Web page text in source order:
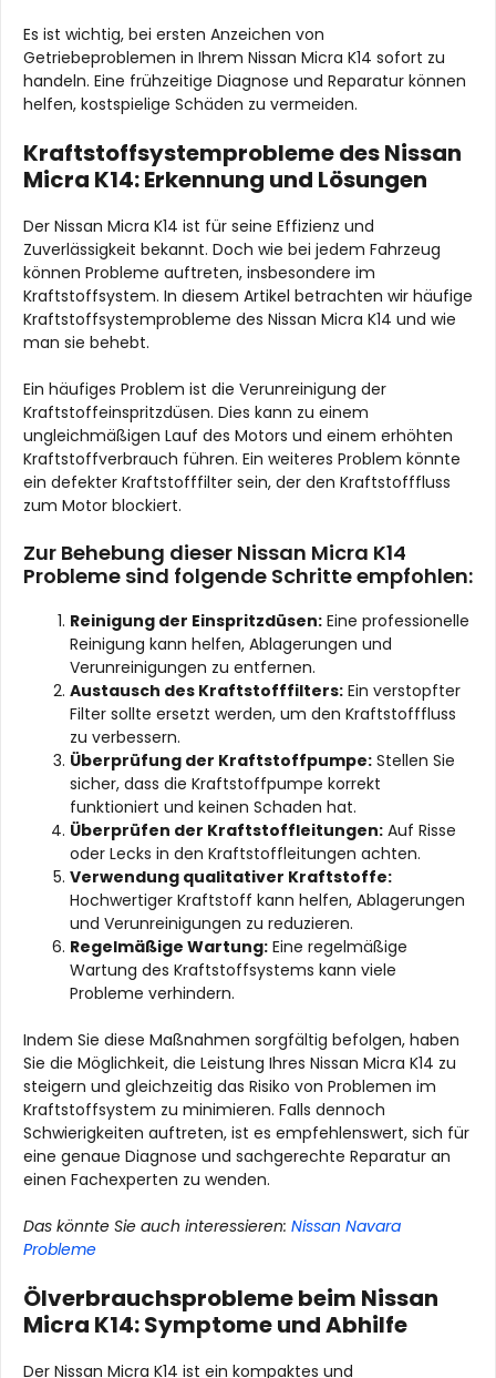
Es ist wichtig, bei ersten Anzeichen von
Getriebeproblemen in Ihrem Nissan Micra K14 sofort zu
handeln. Eine frühzeitige Diagnose und Reparatur können
helfen, kostspielige Schäden zu vermeiden.
Kraftstoffsystemprobleme des Nissan
Micra K14: Erkennung und Lösungen
Der Nissan Micra K14 ist für seine Effizienz und
Zuverlässigkeit bekannt. Doch wie bei jedem Fahrzeug
können Probleme auftreten, insbesondere im
Kraftstoffsystem. In diesem Artikel betrachten wir häufige
Kraftstoffsystemprobleme des Nissan Micra K14 und wie
man sie behebt.
Ein häufiges Problem ist die Verunreinigung der
Kraftstoffeinspritzdüsen. Dies kann zu einem
ungleichmäßigen Lauf des Motors und einem erhöhten
Kraftstoffverbrauch führen. Ein weiteres Problem könnte
ein defekter Kraftstofffilter sein, der den Kraftstofffluss
zum Motor blockiert.
Zur Behebung dieser Nissan Micra K14
Probleme sind folgende Schritte empfohlen:
Reinigung der Einspritzdüsen: Eine professionelle
Reinigung kann helfen, Ablagerungen und
Verunreinigungen zu entfernen.
Austausch des Kraftstofffilters: Ein verstopfter
Filter sollte ersetzt werden, um den Kraftstofffluss
zu verbessern.
Überprüfung der Kraftstoffpumpe: Stellen Sie
sicher, dass die Kraftstoffpumpe korrekt
funktioniert und keinen Schaden hat.
Überprüfen der Kraftstoffleitungen: Auf Risse
oder Lecks in den Kraftstoffleitungen achten.
Verwendung qualitativer Kraftstoffe:
Hochwertiger Kraftstoff kann helfen, Ablagerungen
und Verunreinigungen zu reduzieren.
Regelmäßige Wartung: Eine regelmäßige
Wartung des Kraftstoffsystems kann viele
Probleme verhindern.
Indem Sie diese Maßnahmen sorgfältig befolgen, haben
Sie die Möglichkeit, die Leistung Ihres Nissan Micra K14 zu
steigern und gleichzeitig das Risiko von Problemen im
Kraftstoffsystem zu minimieren. Falls dennoch
Schwierigkeiten auftreten, ist es empfehlenswert, sich für
eine genaue Diagnose und sachgerechte Reparatur an
einen Fachexperten zu wenden.
Das könnte Sie auch interessieren: Nissan Navara
Probleme
Ölverbrauchsprobleme beim Nissan
Micra K14: Symptome und Abhilfe
Der Nissan Micra K14 ist ein kompaktes und